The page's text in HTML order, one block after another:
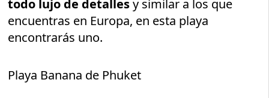
todo lujo de detallesy similar a los que
encuentras en Europa, en esta playa
encontrarás uno.
Playa Banana de Phuket